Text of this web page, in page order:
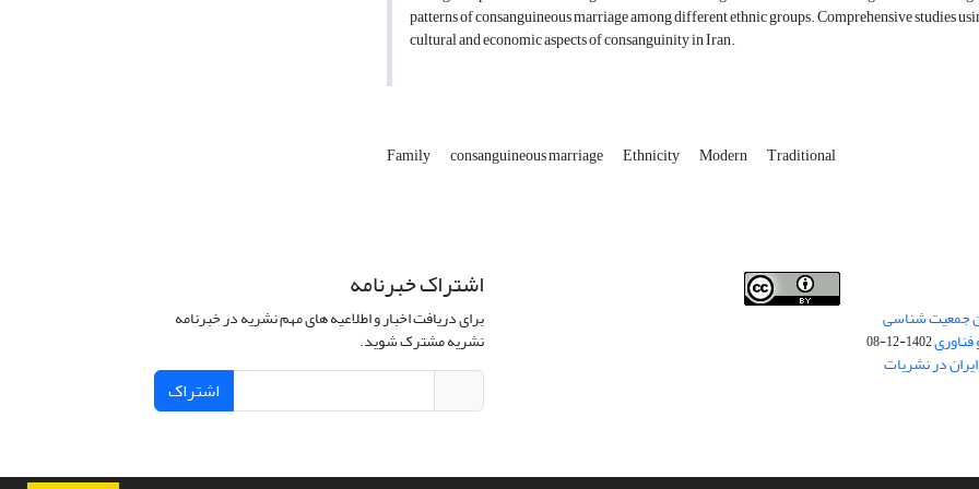
patterns of consanguineous marriage among different ethnic groups. Comprehensive studies
cultural and economic aspects of consanguinity in Iran.
Family consanguineous marriage Ethnicity Modern Traditional
جمعیت شناسی
فناوری1402-12-08
در نشریات
اشتراک خبرنامه
برای دریافت اخبار و اطلاعیه های مهم نشریه در خبرنامه
نشریه مشترک شوید.
اشتراک